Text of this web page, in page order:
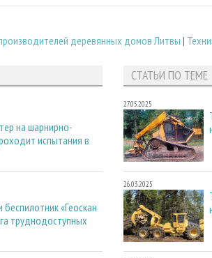
деревянных домов Литвы |
на шарнирно-
испытания в
«Геоскан
труднодоступных
СТАТЬИ ПО ТЕМЕ
27.05.2025
26.03.2025